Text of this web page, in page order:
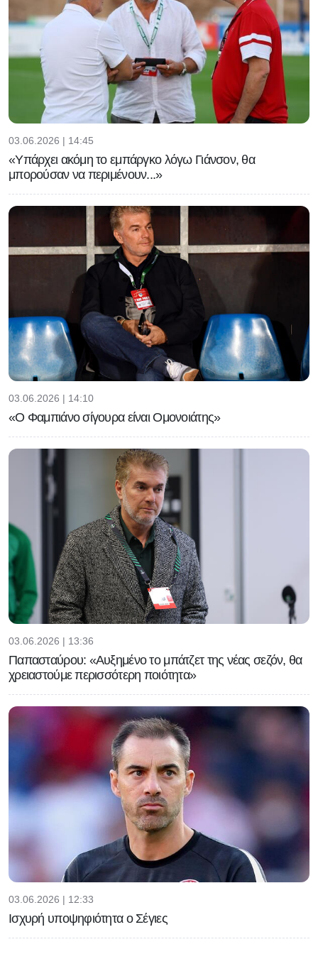
03.06.2026 | 14:45
«Υπάρχει ακόμη το εμπάργκο λόγω Γιάνσον, θα
μπορούσαν να περιμένουν...»
03.06.2026 | 14:10
«Ο Φαμπιάνο σίγουρα είναι Ομονοιάτης»
03.06.2026 | 13:36
Παπασταύρου: «Αυξημένο το μπάτζετ της νέας σεζόν, θα
χρειαστούμε περισσότερη ποιότητα»
03.06.2026 | 12:33
Ισχυρή υποψηφιότητα ο Σέγιες